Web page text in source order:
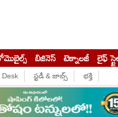
బిజినెస్‌ టెక్నాలజీ లైఫ్
Desk స్టడీ & జాబ్స్ భక్తి